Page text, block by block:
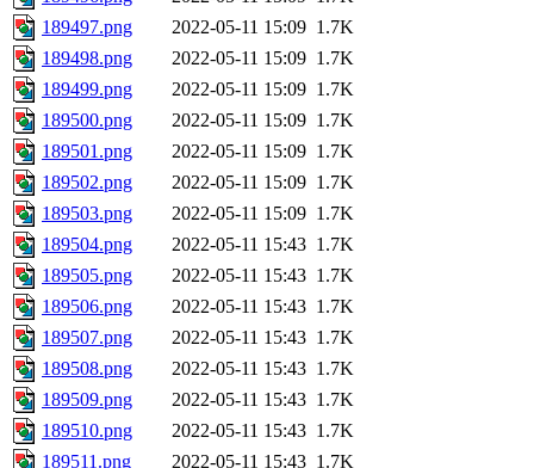
189497.png
2022-05-11 15:09 1.7K
189498.png
2022-05-11 15:09 1.7K
189499.png
2022-05-11 15:09 1.7K
189500.png
2022-05-11 15:09 1.7K
189501.png
2022-05-11 15:09 1.7K
189502.png
2022-05-11 15:09 1.7K
189503.png
2022-05-11 15:09 1.7K
189504.png
2022-05-11 15:43 1.7K
189505.png
2022-05-11 15:43 1.7K
189506.png
2022-05-11 15:43 1.7K
189507.png
2022-05-11 15:43 1.7K
189508.png
2022-05-11 15:43 1.7K
189509.png
2022-05-11 15:43 1.7K
189510.png
2022-05-11 15:43 1.7K
189511.png
2022-05-11 15:43 1.7K